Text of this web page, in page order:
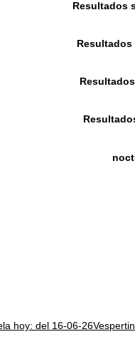
Resultados
hoy: del 16-06-